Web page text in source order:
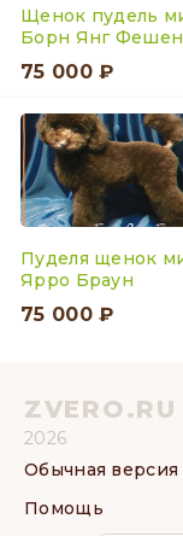
Щенок пудель
Борн Янг Фешен
75 000 ₽
Пуделя щенок
Ярро Браун
75 000 ₽
ZVERO.RU
2026
Обычная версия
Помощь